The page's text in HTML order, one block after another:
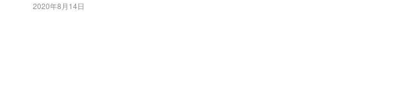
2020年8月14日